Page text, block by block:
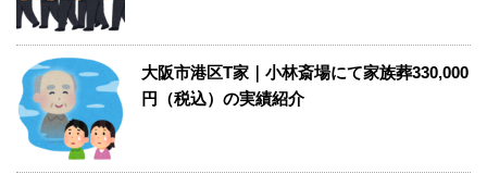
大阪市港区T家｜小林斎場にて家族葬330,000
円（税込）の実績紹介